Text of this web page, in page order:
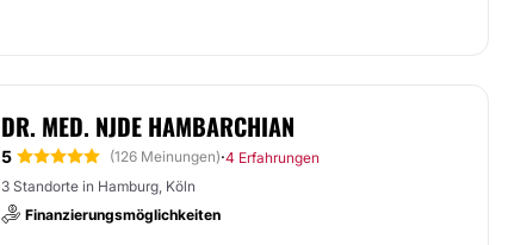
DR. MED. NJDE HAMBARCHIAN
5 (126 Meinungen)·4 Erfahrungen
3 Standorte in Hamburg, Köln
Finanzierungsmöglichkeiten